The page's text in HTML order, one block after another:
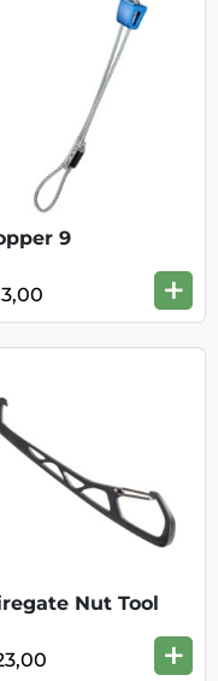
9
+
Nut Tool
+